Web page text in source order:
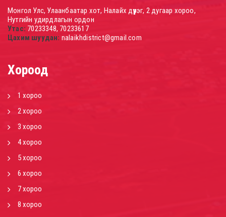
Монгол Улс, Улаанбаатар хот, Налайх дүүрэг, 2 дугаар хороо,
Нутгийн удирдлагын ордон
Утас: 70233348, 70233617
Цахим шуудан: nalaikhdistrict@gmail.com
Хороод
1 хороо
2 хороо
3 хороо
4 хороо
5 хороо
6 хороо
7 хороо
8 хороо